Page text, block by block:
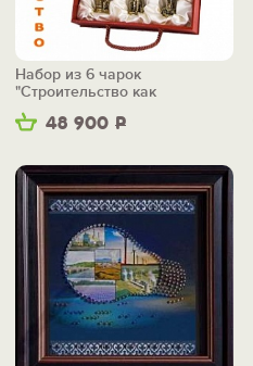
48 900 Р
Набор из 6 чарок
"Строительство как
искусство"